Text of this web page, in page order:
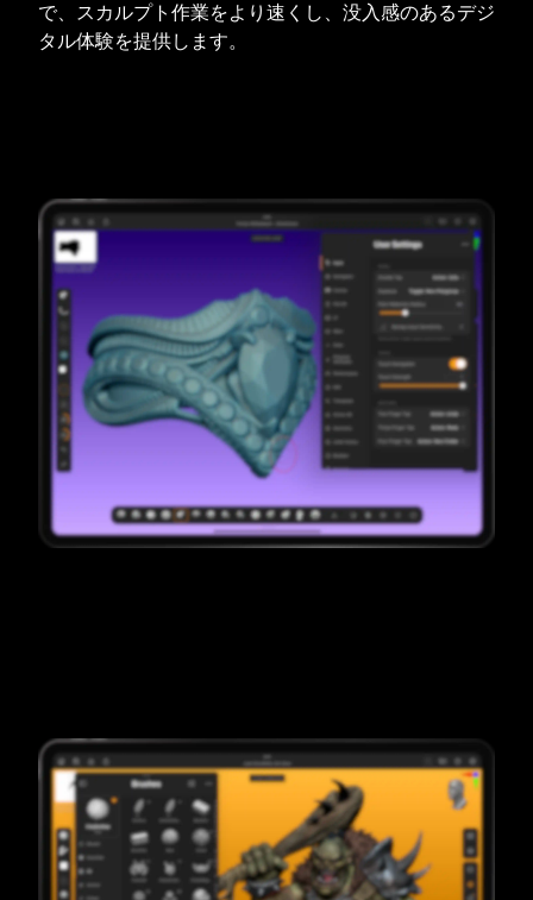
で、スカルプト作業をより速くし、没入感のあるデジ
タル体験を提供します。